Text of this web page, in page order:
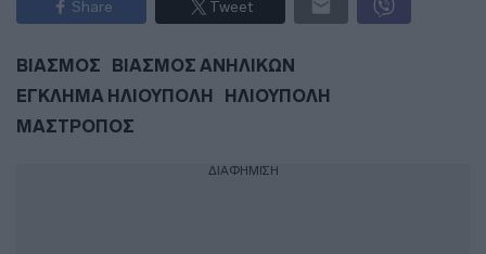
Share Tweet
ΒΙΑΣΜΟΣ
ΒΙΑΣΜΟΣ ΑΝΗΛΙΚΩΝ
ΕΓΚΛΗΜΑ ΗΛΙΟΥΠΟΛΗ
ΗΛΙΟΥΠΟΛΗ
ΜΑΣΤΡΟΠΟΣ
ΔΙΑΦΗΜΙΣΗ